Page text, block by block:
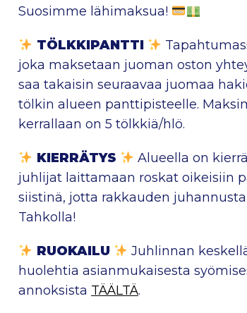
Suosimme lähimaksua!
TÖLKKIPANTTI
joka maksetaan juoman oston
saa takaisin seuraavaa juomaa
tölkin alueen panttipisteelle.
kerrallaan on 5 tölkkiä/hlö.
KIERRÄTYS
Alueella on
juhlijat laittamaan roskat oikeisiin
siistinä, jotta rakkauden
Tahkolla!
RUOKAILU
Juhlinnan
huolehtia asianmukaisesta
annoksista TÄÄLTÄ.